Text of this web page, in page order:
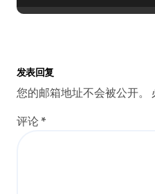
发表回复
您的邮箱地址不会被公开。
评论 *